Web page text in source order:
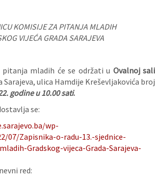
KOMISIJE ZA PITANJA MLADIH
VIJEĆA GRADA SARAJEVA
pitanja mladih će se održati u Ovalnoj sali
Sarajeva, ulica Hamdije Kreševljakovića broj
godine u 10.00 sati.
se:
wp-
07/Zapisnika-o-radu-13.-sjednice-
Gradskog-vijeca-Grada-Sarajeva-
red: